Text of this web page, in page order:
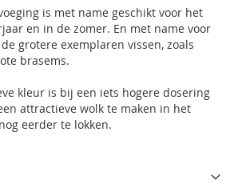
is met name geschikt voor het
en in de zomer. En met name voor
grotere exemplaren vissen, zoals
brasems.
kleur is bij een iets hogere dosering
attractieve wolk te maken in het
eerder te lokken.